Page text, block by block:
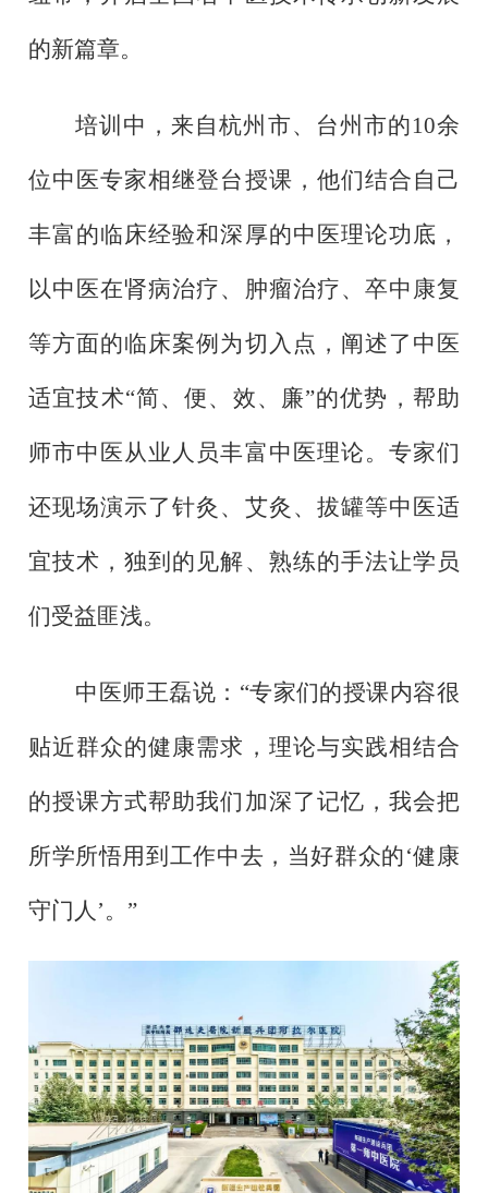
的新篇章。
培训中，来自杭州市、台州市的10余
位中医专家相继登台授课，他们结合自己
丰富的临床经验和深厚的中医理论功底，
以中医在肾病治疗、肿瘤治疗、卒中康复
等方面的临床案例为切入点，阐述了中医
适宜技术“简、便、效、廉”的优势，帮助
师市中医从业人员丰富中医理论。专家们
还现场演示了针灸、艾灸、拔罐等中医适
宜技术，独到的见解、熟练的手法让学员
们受益匪浅。
中医师王磊说： “专家们的授课内容很
贴近群众的健康需求，理论与实践相结合
的授课方式帮助我们加深了记忆，我会把
所学所悟用到工作中去，当好群众的‘健康
守门人’。”